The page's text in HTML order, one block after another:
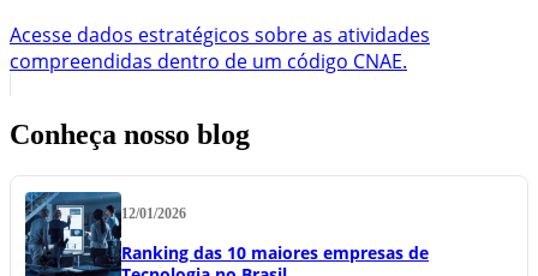
Acesse dados estratégicos sobre as atividades
compreendidas dentro de um código CNAE.
Conheça nosso blog
12/01/2026
Ranking das 10 maiores empresas de